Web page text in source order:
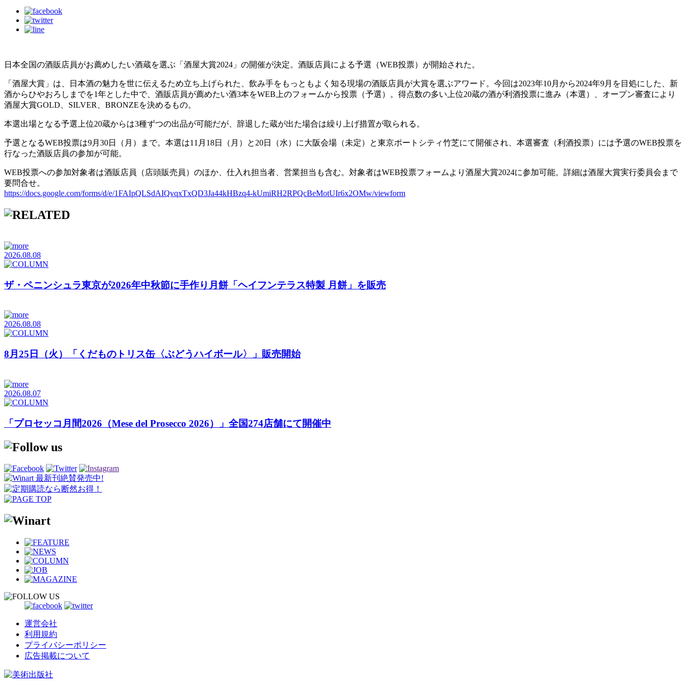
日本全国の酒販店員がお薦めしたい酒蔵を選ぶ「酒屋大賞2024」の開催が決定。酒販店員による予選（WEB投票）が開始された。
「酒屋大賞」は、日本酒の魅力を世に伝えるため立ち上げられた、飲み手をもっともよく知る現場の酒販店員が大賞を選ぶアワード。今回は2023年10月から2024年9月を目処にした、新
酒からひやおろしまでを1年とした中で、酒販店員が薦めたい酒3本をWEB上のフォームから投票（予選）。得点数の多い上位20蔵の酒が利酒投票に進み（本選）、オープン審査により
酒屋大賞GOLD、SILVER、BRONZEを決めるもの。
本選出場となる予選上位20蔵からは3種ずつの出品が可能だが、辞退した蔵が出た場合は繰り上げ措置が取られる。
予選となるWEB投票は9月30日（月）まで。本選は11月18日（月）と20日（水）に大阪会場（未定）と東京ポートシティ竹芝にて開催され、本選審査（利酒投票）には予選のWEB投票を
行なった酒販店員の参加が可能。
WEB投票への参加対象者は酒販店員（店頭販売員）のほか、仕入れ担当者、営業担当も含む。対象者はWEB投票フォームより酒屋大賞2024に参加可能。詳細は酒屋大賞実行委員会まで
要問合せ。
https://docs.google.com/forms/d/e/1FAIpQLSdAIQvqxTxQD3Ja44kHBzq4-kUmiRH2RPQcBeMotUIr6x2OMw/viewform
2026.08.08
ザ・ペニンシュラ東京が2026年中秋節に手作り月餅「ヘイフンテラス特製 月餅」を販売
2026.08.08
8月25日（火）「くだものトリス缶〈ぶどうハイボール〉」販売開始
2026.08.07
「プロセッコ月間2026（Mese del Prosecco 2026）」全国274店舗にて開催中
運営会社
利用規約
プライバシーポリシー
広告掲載について